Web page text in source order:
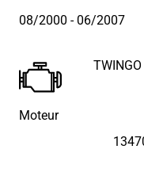
08/2000 - 06/2007
Moteur